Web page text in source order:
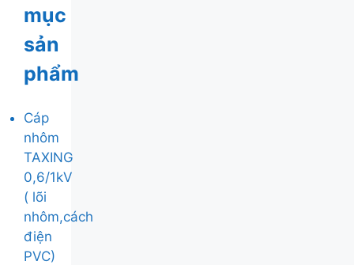
mục
sản
phẩm
Cáp
nhôm
TAXING
0,6/1kV
( lõi
nhôm,cách
điện
PVC)